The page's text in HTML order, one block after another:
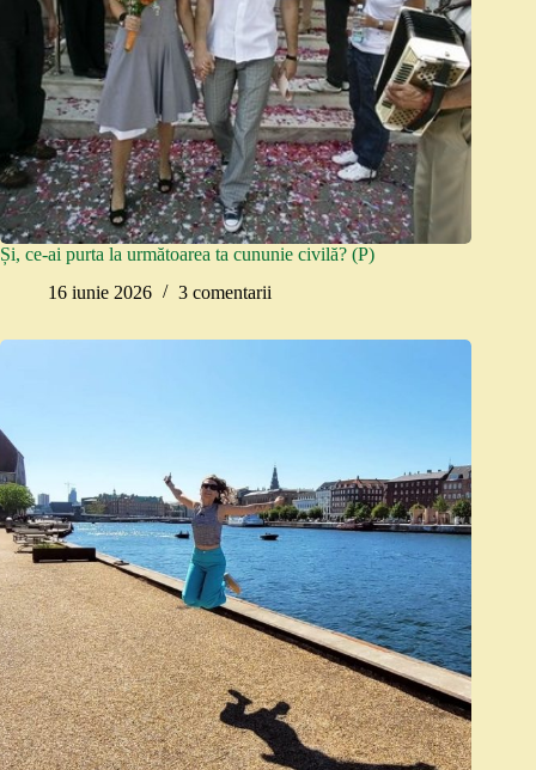
Și, ce-ai purta la următoarea ta cununie civilă? (P)
16 iunie 2026
3 comentarii